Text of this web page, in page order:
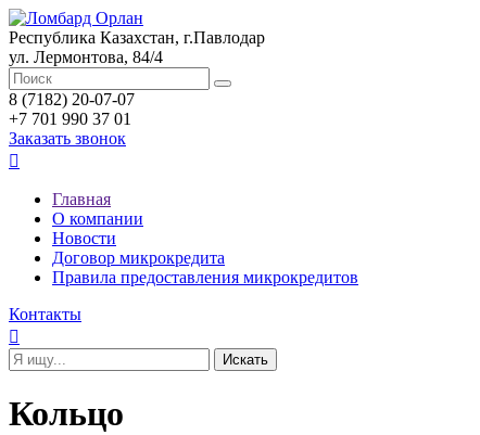
Республика Казахстан, г.Павлодар
ул. Лермонтова, 84/4
8 (7182) 20-07-07
+7 701 990 37 01
Заказать звонок

Главная
О компании
Новости
Договор микрокредита
Правила предоставления микрокредитов
Контакты

Кольцо